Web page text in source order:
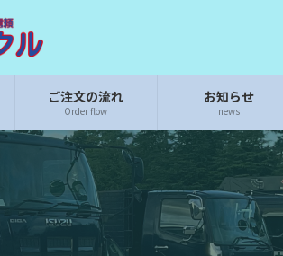
ご注文の流れ
Order flow
お知らせ
news